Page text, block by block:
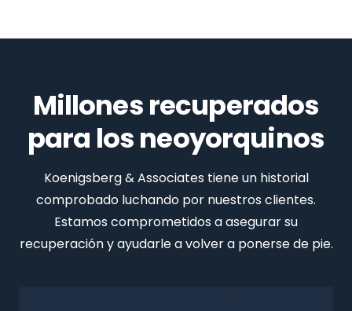
Millones recuperados
para los neoyorquinos
Koenigsberg & Associates tiene un historial
comprobado luchando por nuestros clientes.
Estamos comprometidos a asegurar su
recuperación y ayudarle a volver a ponerse de pie.